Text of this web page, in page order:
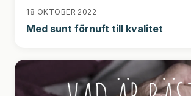
18 OKTOBER 2022
Med sunt förnuft till kvalitet